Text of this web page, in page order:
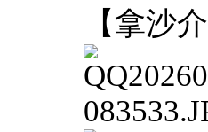
【拿沙